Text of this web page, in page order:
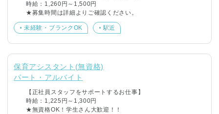
時給：1,260円～1,500円
★募集時間は詳細よりご確認ください。
未経験・ブランクOK 駅近
保育アシスタント(無資格)
パート・アルバイト
【正社員スタッフをサポートするお仕事】
時給：1,225円～1,300円
★無資格OK！学生さん大歓迎！！